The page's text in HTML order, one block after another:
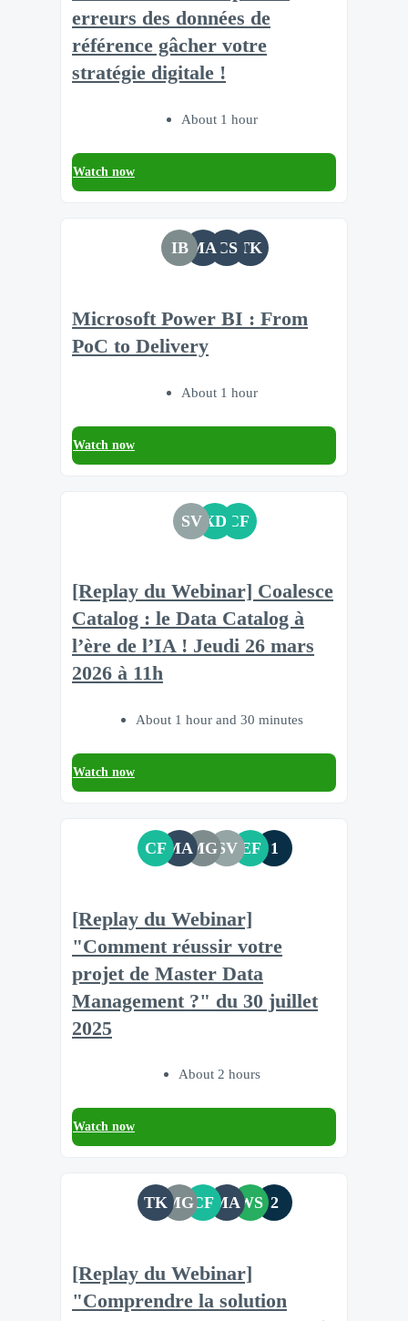
erreurs des données de
référence gâcher votre
stratégie digitale !
About 1 hour
Watch now
IB MACS TK
Microsoft Power BI : From
PoC to Delivery
About 1 hour
Watch now
SV XD CF
[Replay du Webinar] Coalesce
Catalog : le Data Catalog à
l’ère de l’IA ! Jeudi 26 mars
2026 à 11h
About 1 hour and 30 minutes
Watch now
CFMAMGSV EF 1
[Replay du Webinar]
"Comment réussir votre
projet de Master Data
Management ?" du 30 juillet
2025
About 2 hours
Watch now
TKMGCFMAWS 2
[Replay du Webinar]
"Comprendre la solution